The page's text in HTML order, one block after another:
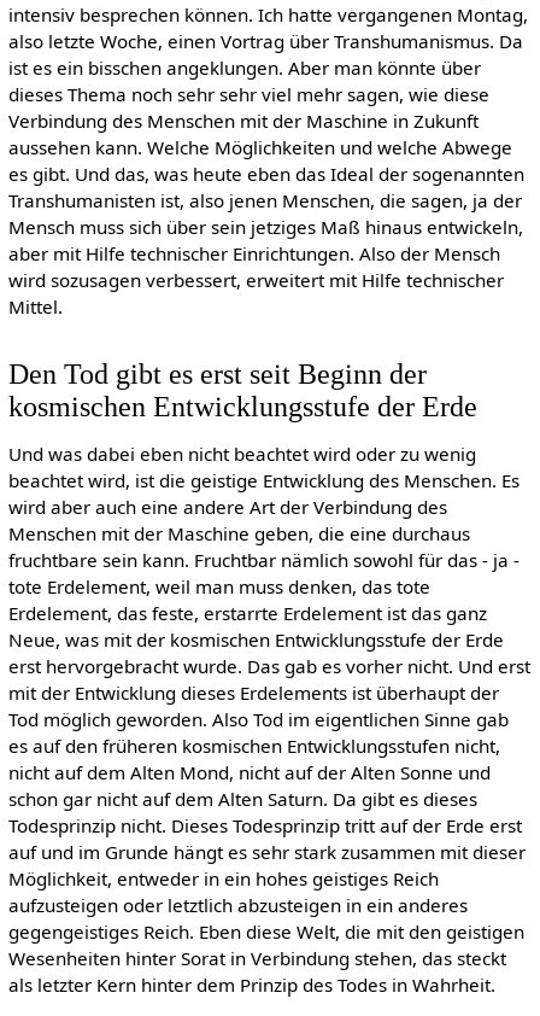
intensiv besprechen können. Ich hatte vergangenen Montag,
also letzte Woche, einen Vortrag über Transhumanismus. Da
ist es ein bisschen angeklungen. Aber man könnte über
dieses Thema noch sehr sehr viel mehr sagen, wie diese
Verbindung des Menschen mit der Maschine in Zukunft
aussehen kann. Welche Möglichkeiten und welche Abwege
es gibt. Und das, was heute eben das Ideal der sogenannten
Transhumanisten ist, also jenen Menschen, die sagen, ja der
Mensch muss sich über sein jetziges Maß hinaus entwickeln,
aber mit Hilfe technischer Einrichtungen. Also der Mensch
wird sozusagen verbessert, erweitert mit Hilfe technischer
Mittel.
Den Tod gibt es erst seit Beginn der
kosmischen Entwicklungsstufe der Erde
Und was dabei eben nicht beachtet wird oder zu wenig
beachtet wird, ist die geistige Entwicklung des Menschen. Es
wird aber auch eine andere Art der Verbindung des
Menschen mit der Maschine geben, die eine durchaus
fruchtbare sein kann. Fruchtbar nämlich sowohl für das - ja -
tote Erdelement, weil man muss denken, das tote
Erdelement, das feste, erstarrte Erdelement ist das ganz
Neue, was mit der kosmischen Entwicklungsstufe der Erde
erst hervorgebracht wurde. Das gab es vorher nicht. Und erst
mit der Entwicklung dieses Erdelements ist überhaupt der
Tod möglich geworden. Also Tod im eigentlichen Sinne gab
es auf den früheren kosmischen Entwicklungsstufen nicht,
nicht auf dem Alten Mond, nicht auf der Alten Sonne und
schon gar nicht auf dem Alten Saturn. Da gibt es dieses
Todesprinzip nicht. Dieses Todesprinzip tritt auf der Erde erst
auf und im Grunde hängt es sehr stark zusammen mit dieser
Möglichkeit, entweder in ein hohes geistiges Reich
aufzusteigen oder letztlich abzusteigen in ein anderes
gegengeistiges Reich. Eben diese Welt, die mit den geistigen
Wesenheiten hinter Sorat in Verbindung stehen, das steckt
als letzter Kern hinter dem Prinzip des Todes in Wahrheit.